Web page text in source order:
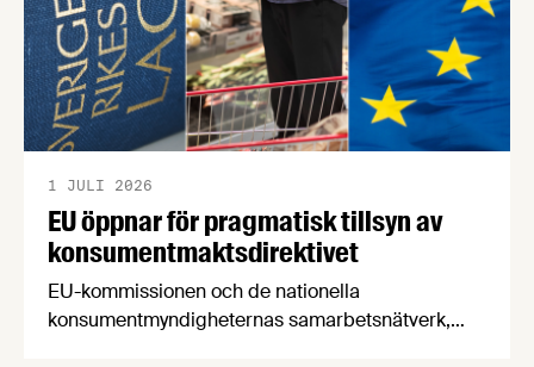
EU öppnar för pragmatisk tillsyn av
konsumentmaktsdirektivet
1 JULI 2026
EU-kommissionen och de nationella
konsumentmyndigheternas samarbetsnätverk,